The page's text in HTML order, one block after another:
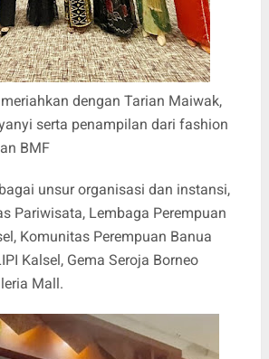
dengan Tarian Maiwak,
serta penampilan dari fashion
BMF
unsur organisasi dan instansi,
Pariwisata, Lembaga Perempuan
Komunitas Perempuan Banua
Kalsel, Gema Seroja Borneo
Mall.